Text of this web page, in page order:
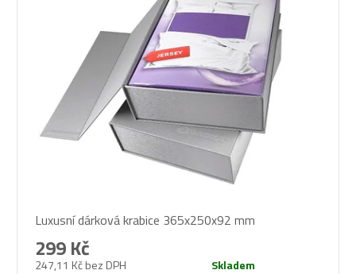
Luxusní dárková krabice 365x250x92 mm
247,11 Kč bez DPH
299 Kč
Skladem